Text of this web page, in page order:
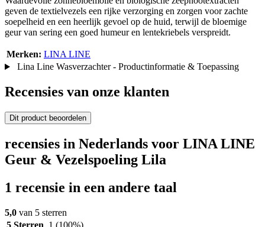
geven de textielvezels een rijke verzorging en zorgen voor zachte
soepelheid en een heerlijk gevoel op de huid, terwijl de bloemige
geur van sering een goed humeur en lentekriebels verspreidt.
Merken: LINA LINE
Lina Line Wasverzachter - Productinformatie & Toepassing
Recensies van onze klanten
Dit product beoordelen
recensies in Nederlands voor LINA LINE
Geur & Vezelspoeling Lila
1 recensie in een andere taal
5,0 van 5 sterren
5 Sterren 1 (100%)